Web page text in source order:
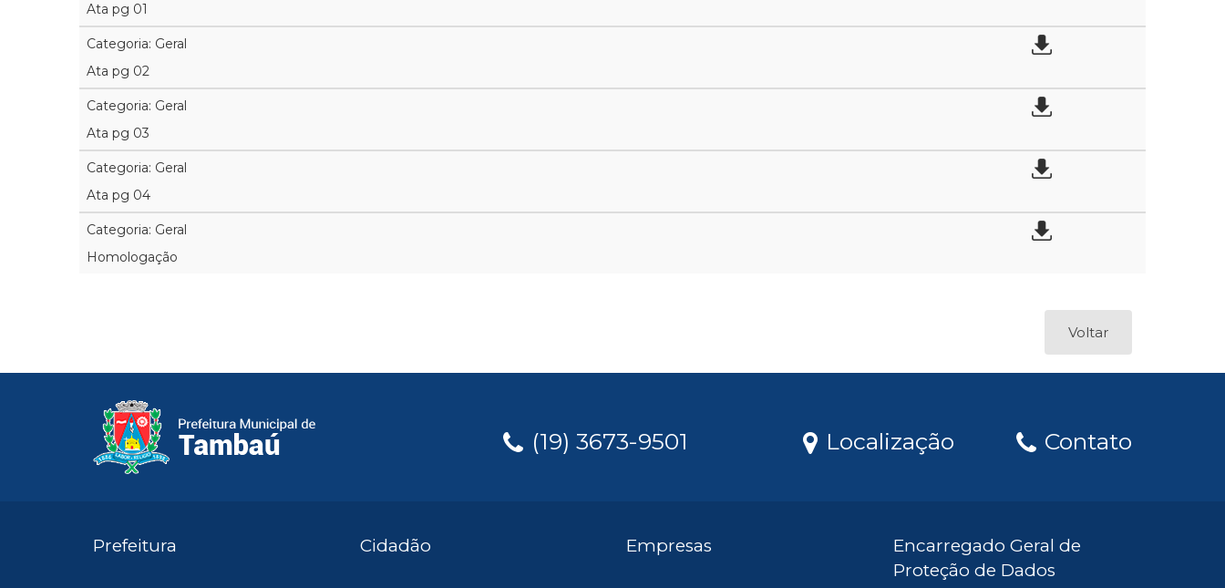
Ata pg 01
Categoria: Geral
Ata pg 02
Categoria: Geral
Ata pg 03
Categoria: Geral
Ata pg 04
Categoria: Geral
Homologação
Voltar
(19) 3673-9501 Localização Contato
Prefeitura Cidadão Empresas
Encarregado Geral de
Proteção de Dados